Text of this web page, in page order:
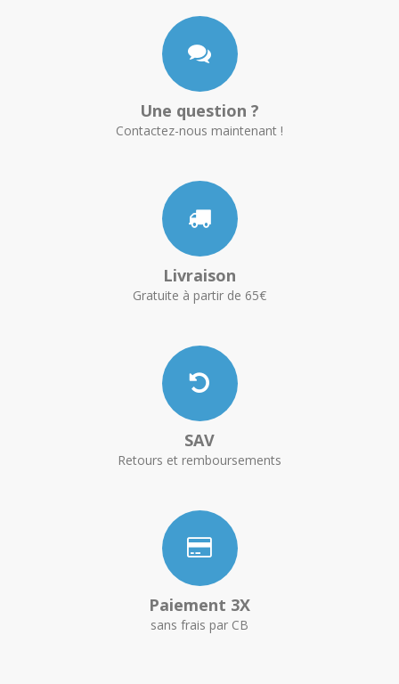
Une question ?
Contactez-nous maintenant !
Livraison
Gratuite à partir de 65€
SAV
Retours et remboursements
Paiement 3X
sans frais par CB